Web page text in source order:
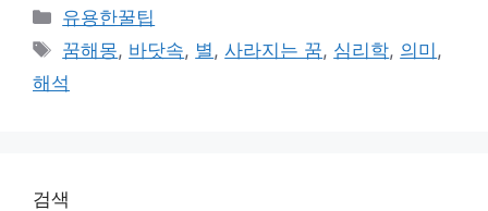
카
테
고
리
유용한꿀팁
태
그
꿈해몽, 바닷속, 별 ,사라지는 꿈, 심리학, 의미 ,
해석
검색